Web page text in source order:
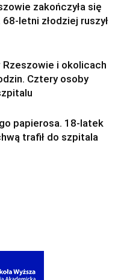
zakończyła się
letni złodziej ruszył
Rzeszowie i okolicach
Cztery osoby
papierosa. 18-latek
trafił do szpitala